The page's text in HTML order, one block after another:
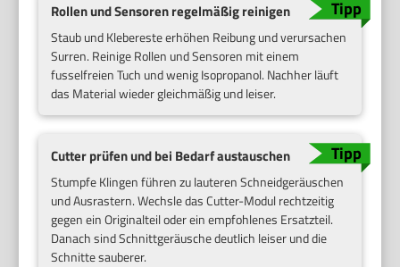
Rollen und Sensoren regelmäßig reinigen
Staub und Klebereste erhöhen Reibung und verursachen
Surren. Reinige Rollen und Sensoren mit einem
fusselfreien Tuch und wenig Isopropanol. Nachher läuft
das Material wieder gleichmäßig und leiser.
Cutter prüfen und bei Bedarf austauschen
Stumpfe Klingen führen zu lauteren Schneidgeräuschen
und Ausrastern. Wechsle das Cutter-Modul rechtzeitig
gegen ein Originalteil oder ein empfohlenes Ersatzteil.
Danach sind Schnittgeräusche deutlich leiser und die
Schnitte sauberer.